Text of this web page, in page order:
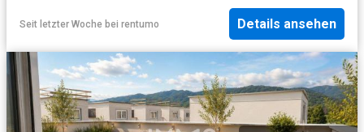
Seit letzter Woche bei rentumo Details ansehen